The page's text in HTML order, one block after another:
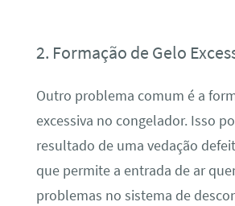
2. Formação de Gelo
Outro problema comum é a
excessiva no congelador. Isso
resultado de uma vedação
que permite a entrada de ar
problemas no sistema de